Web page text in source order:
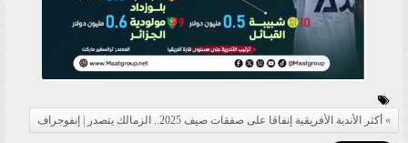
أكثر الأندية الأفريقية إنفاقا على صفقات صيف 2025.. الزمالك يتصدر | إنفوجراف